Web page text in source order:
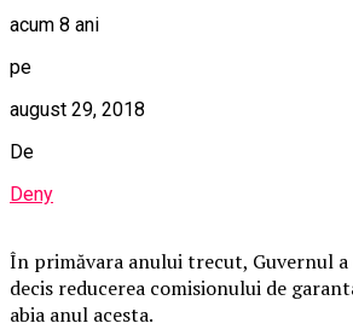
acum 8 ani
pe
august 29, 2018
De
Deny
În primăvara anului trecut, Guvernul
decis reducerea comisionului de
abia anul acesta.